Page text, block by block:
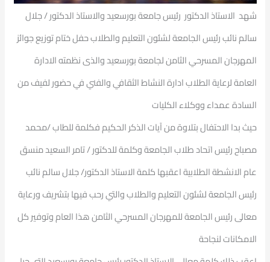
شهد الاستاذ الدكتور رئيس جامعة بورسعيد والاستاذ الدكتور / جلال
سالم نائب رئيس الجامعة لشئون التعليم والطلاب حفل ختام توزيع جوائز
المهرجان المسرحي الثامن لجامعة بورسعيد والذى نظمته الادارة
العامة لرعاية الطلاب ادارة النشاط الثقافي والفني في حضور لفيف من
السادة عمداء ووكلاء الكليات
حيث بدا الاحتفال بتلاوة من آيات الذكر الحكيم فكلمة للطاب /محمد
مصباح رئيس اتحاد طلاب الجامعة وكلمة للدكتور / تامر السعيد منسق
عام الانشطة الطلابية اعقبها كلمة الاستاذ الدكتور/ جلال سالم نائب
رئيس الجامعة لشئون التعليم والطلاب والتي رحب فيها بتشريف ورعاية
معالى رئيس الجامعة للمهرجان المسرحي الثامن هذا العام وتوفير كل
الامكانات لنجاحة